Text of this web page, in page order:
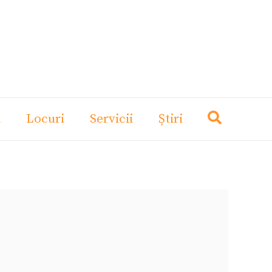
Locuri Servicii Știri